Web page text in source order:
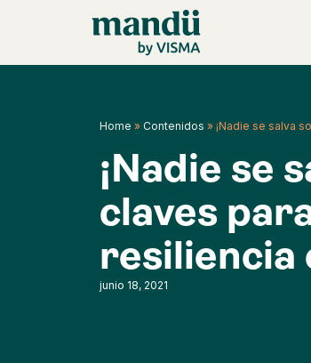
Home » Contenidos » ¡Nadie se salva
¡Nadie se
claves
resiliencia
junio 18, 2021